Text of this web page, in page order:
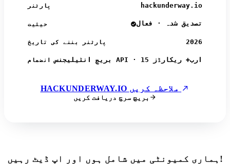
پارٹنر hackunderway.io
حیثیت تصدیق شدہ · فعال
پارٹنر بننے کی تاریخ 2026
انضمام بریچ انٹیلیجنس API · 15 ارب+ ریکارڈز
بریچ سرچ دریافت کریں
ہماری کمیونٹی میں شامل ہوں اور اپ ڈیٹ رہیں!